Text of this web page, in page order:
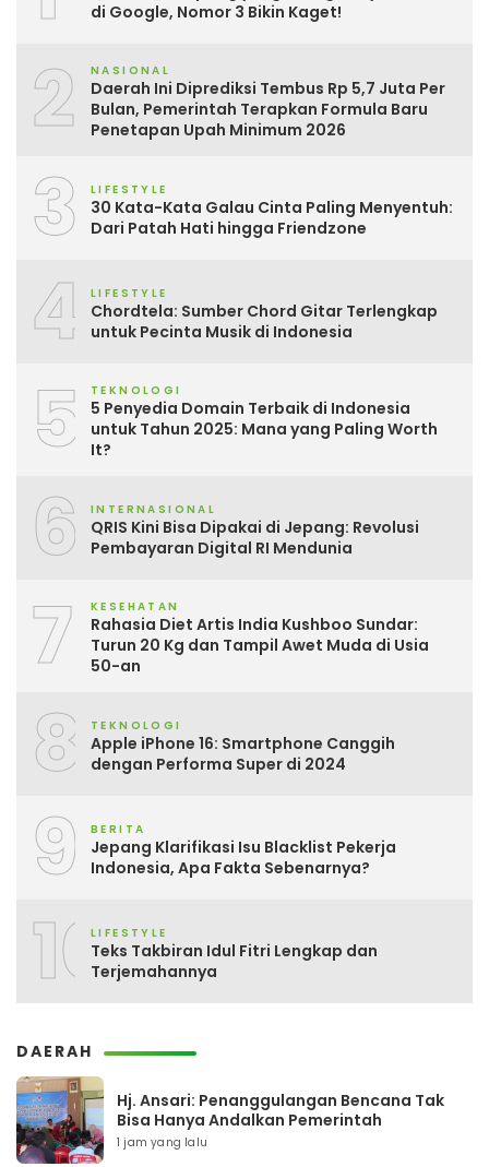
di Google, Nomor 3 Bikin Kaget!
2 NASIONAL
Daerah Ini Diprediksi Tembus Rp 5,7 Juta Per
Bulan, Pemerintah Terapkan Formula Baru
Penetapan Upah Minimum 2026
3 LIFESTYLE
30 Kata-Kata Galau Cinta Paling Menyentuh:
Dari Patah Hati hingga Friendzone
4 LIFESTYLE
Chordtela: Sumber Chord Gitar Terlengkap
untuk Pecinta Musik di Indonesia
5 TEKNOLOGI
5 Penyedia Domain Terbaik di Indonesia
untuk Tahun 2025: Mana yang Paling Worth
It?
6 INTERNASIONAL
QRIS Kini Bisa Dipakai di Jepang: Revolusi
Pembayaran Digital RI Mendunia
7 KESEHATAN
Rahasia Diet Artis India Kushboo Sundar:
Turun 20 Kg dan Tampil Awet Muda di Usia
50-an
8 TEKNOLOGI
Apple iPhone 16: Smartphone Canggih
dengan Performa Super di 2024
9 BERITA
Jepang Klarifikasi Isu Blacklist Pekerja
Indonesia, Apa Fakta Sebenarnya?
10LIFESTYLE
Teks Takbiran Idul Fitri Lengkap dan
Terjemahannya
DAERAH
Hj. Ansari: Penanggulangan Bencana Tak
Bisa Hanya Andalkan Pemerintah
1 jam yang lalu